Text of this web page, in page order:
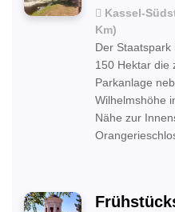
Kassel-
Km)
Der Staatspark
150 Hektar die
Parkanlage
Wilhelmshöhe
Nähe zur